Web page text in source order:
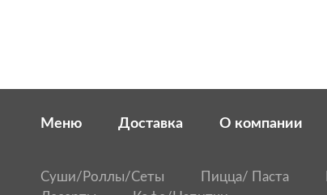
Меню Доставка О компании
Суши/Роллы/Сеты Пицца/ Паста